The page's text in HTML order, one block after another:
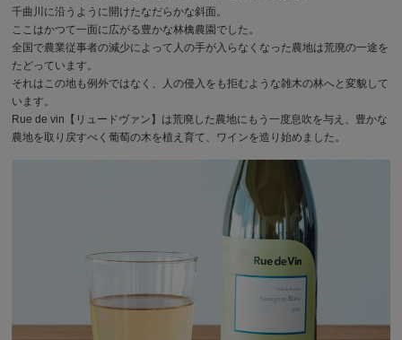
千曲川に沿うように開けたなだらかな斜面。
ここはかつて一面に広がる豊かな林檎農園でした。
全国で農業従事者の減少によって人の手が入らなくなった農地は荒廃の一途を
たどっています。
それはこの地も例外ではなく、人の侵入をも拒むような雑木の林へと変貌して
います。
Rue de vin【リュードヴァン】は荒廃した農地にもう一度息吹を与え、豊かな
農地を取り戻すべく葡萄の木を植え育て、ワインを造り始めました。